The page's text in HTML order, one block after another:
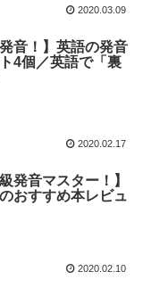
2020.03.09
音！】英語の発音
4個／英語で「裏
2020.02.17
発音マスター！】
おすすめ本レビュ
2020.02.10